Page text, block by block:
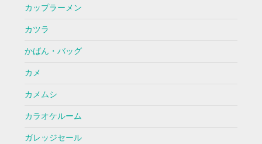
カップラーメン
カツラ
かばん・バッグ
カメ
カメムシ
カラオケルーム
ガレッジセール